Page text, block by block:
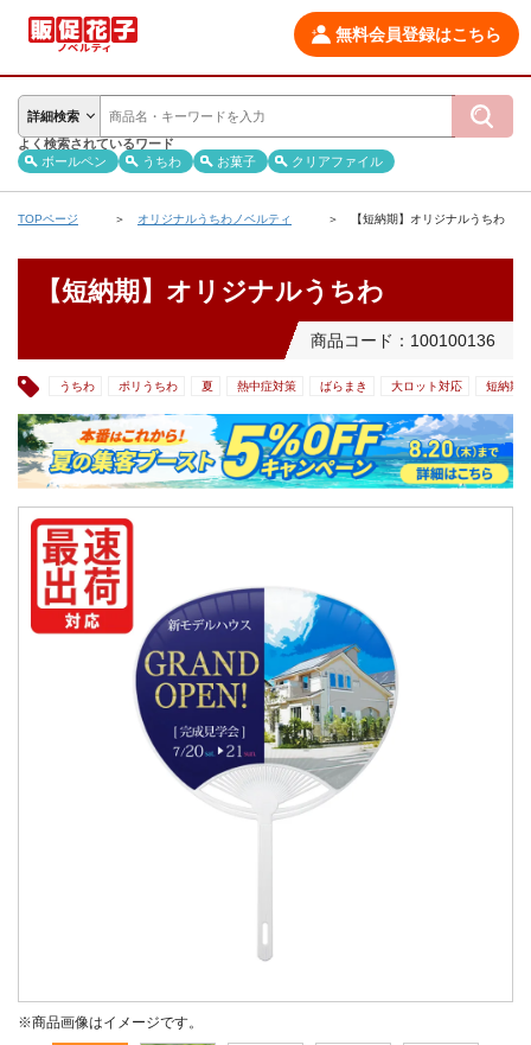
無料会員登録はこちら
詳細検索
よく検索されているワード
ボールペン
うちわ お菓子 クリアファイル
TOPページ オリジナルうちわノベルティ 【短納期】オリジナルうちわ
【短納期】オリジナルうちわ
商品コード：100100136
うちわ ポリうちわ 夏 熱中症対策 ばらまき 大ロット対応 短納期
※商品画像はイメージです。